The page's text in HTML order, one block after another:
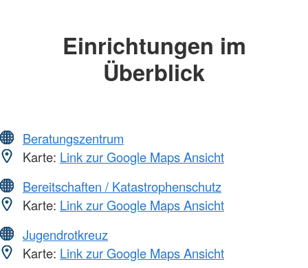
Einrichtungen im
Überblick
Beratungszentrum
Karte: Link zur Google Maps Ansicht
Bereitschaften / Katastrophenschutz
Karte: Link zur Google Maps Ansicht
Jugendrotkreuz
Karte: Link zur Google Maps Ansicht